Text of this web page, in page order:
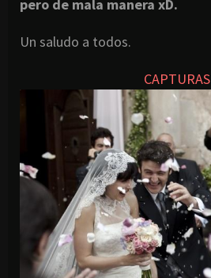
pero de mala manera xD.
Un saludo a todos.
CAPTURAS